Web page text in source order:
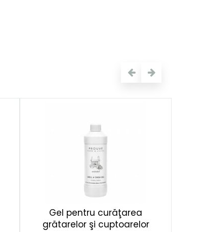
Gel pentru curăţarea
grătarelor şi cuptoarelor